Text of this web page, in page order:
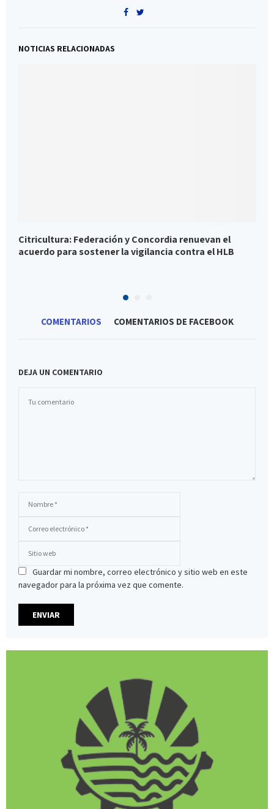
NOTICIAS RELACIONADAS
Citricultura: Federación y Concordia renuevan el
acuerdo para sostener la vigilancia contra el HLB
COMENTARIOS COMENTARIOS DE FACEBOOK
DEJA UN COMENTARIO
Guardar mi nombre, correo electrónico y sitio web en este
navegador para la próxima vez que comente.